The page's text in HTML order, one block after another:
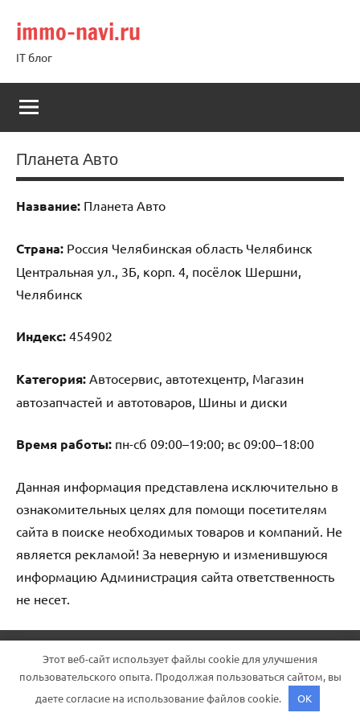
содержимому
immo-navi.ru
IT блог
Планета Авто
Название: Планета Авто
Страна: Россия Челябинская область Челябинск
Центральная ул., 3Б, корп. 4, посёлок Шершни,
Челябинск
Индекс: 454902
Категория: Автосервис, автотехцентр, Магазин
автозапчастей и автотоваров, Шины и диски
Время работы: пн-сб 09:00–19:00; вс 09:00–18:00
Данная информация представлена исключительно в
ознакомительных целях для помощи посетителям
сайта в поиске необходимых товаров и компаний. Не
является рекламой! За неверную и изменившуюся
информацию Администрация сайта ответственность
не несет.
Этот веб-сайт использует файлы cookie для улучшения
пользовательского опыта. Продолжая пользоваться сайтом, вы
даете согласие на использование файлов cookie.
OK